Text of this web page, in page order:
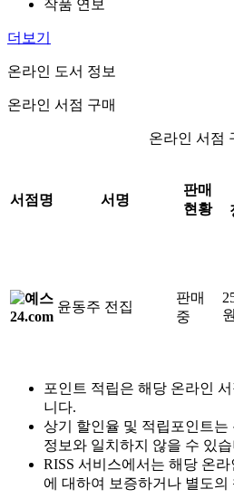
작품 연보
더보기
온라인 도서 정보
온라인 서점 구매
온라인 서점
서점명 서명
판매
현황
윤동주 전집
판매
중
원
포인트 적립은 해당 온라인
니다.
상기 할인율 및 적립포인트
정보와 일치하지 않을 수 있
RISS 서비스에서는 해당 온
에 대하여 보증하거나 별도의